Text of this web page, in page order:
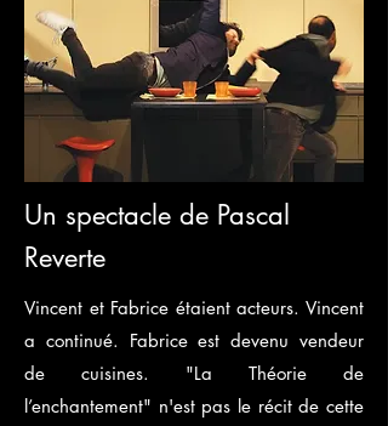
Un spectacle de Pascal
Reverte
Vincent et Fabrice étaient acteurs. Vincent
a continué. Fabrice est devenu vendeur
de cuisines. "La Théorie de
l’enchantement" n'est pas le récit de cette